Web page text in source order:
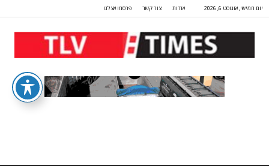
יום חמישי, אוגוסט 6, 2026 אודות צור קשר פרסמו אצלנו